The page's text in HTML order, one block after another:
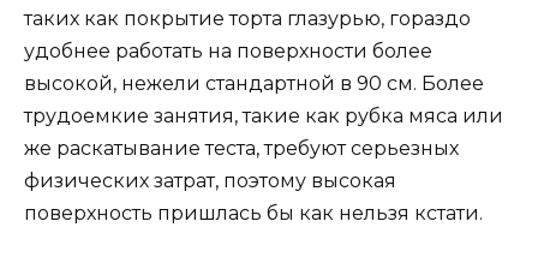
таких как покрытие торта глазурью, гораздо
удобнее работать на поверхности более
высокой, нежели стандартной в 90 см. Более
трудоемкие занятия, такие как рубка мяса или
же раскатывание теста, требуют серьезных
физических затрат, поэтому высокая
поверхность пришлась бы как нельзя кстати.